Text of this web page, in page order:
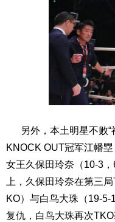
另外，本土明星不败“
KNOCK OUT冠军江幡
女王久保田玲奈（10-3
上，久保田玲奈在第三
KO）与白鸟大珠（19-
复仇，白鸟大珠再次